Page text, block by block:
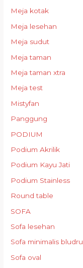
Meja kotak
Meja lesehan
Meja sudut
Meja taman
Meja taman xtra
Meja test
Mistyfan
Panggung
PODIUM
Podium Akrilik
Podium Kayu Jati
Podium Stainless
Round table
SOFA
Sofa lesehan
Sofa minimalis bludru
Sofa oval